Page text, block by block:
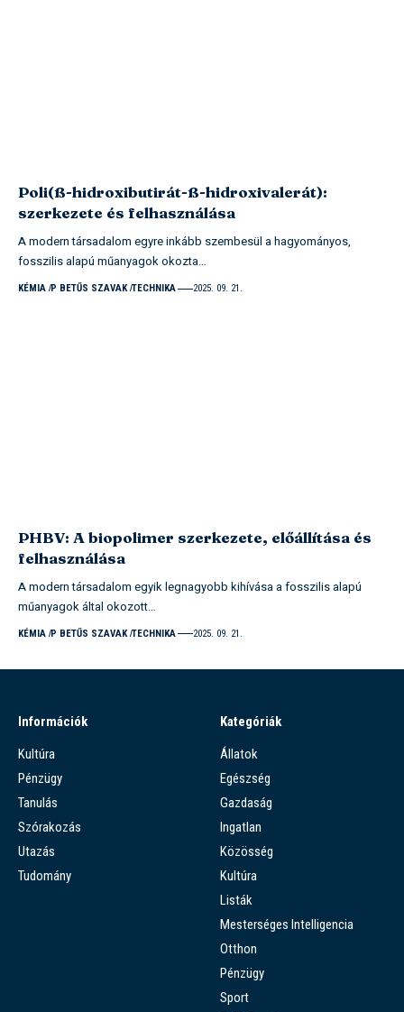
Poli(ß-hidroxibutirát-ß-hidroxivalerát):
szerkezete és felhasználása
A modern társadalom egyre inkább szembesül a hagyományos,
fosszilis alapú műanyagok okozta…
KÉMIA P BETŰS SZAVAK TECHNIKA 2025. 09. 21.
PHBV: A biopolimer szerkezete, előállítása és
felhasználása
A modern társadalom egyik legnagyobb kihívása a fosszilis alapú
műanyagok által okozott…
KÉMIA P BETŰS SZAVAK TECHNIKA 2025. 09. 21.
Információk
Kultúra
Pénzügy
Tanulás
Szórakozás
Utazás
Tudomány
Kategóriák
Állatok
Egészség
Gazdaság
Ingatlan
Közösség
Kultúra
Listák
Mesterséges Intelligencia
Otthon
Pénzügy
Sport